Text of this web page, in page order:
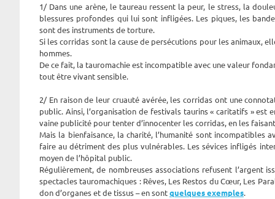
1/ Dans une arène, le taureau ressent la peur, le stress, la
blessures profondes qui lui sont infligées. Les piques, les
sont des instruments de torture.
Si les corridas sont la cause de persécutions pour les animaux,
hommes.
De ce fait, la tauromachie est incompatible avec une valeur
tout être vivant sensible.
2/ En raison de leur cruauté avérée, les corridas ont une
public. Ainsi, l’organisation de festivals taurins « caritatifs »
vaine publicité pour tenter d’innocenter les corridas, en les
Mais la bienfaisance, la charité, l’humanité sont
faire au détriment des plus vulnérables. Les sévices infligés
moyen de l’hôpital public.
Régulièrement, de nombreuses associations refusent l’argent
spectacles tauromachiques : Rêves, Les Restos du Cœur, Les
don d’organes et de tissus – en sontquelques exemples.